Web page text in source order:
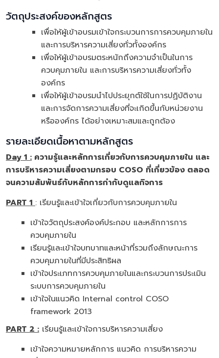
วัตถุประสงค์ของหลักสูตร
เพื่อให้ผู้เข้าอบรมเข้าใจกระบวนการการควบคุมภายใน
และการบริหารความเสี่ยงทั่วทั้งองค์กร
เพื่อให้ผู้เข้าอบรมตระหนักถึงความจำเป็นในการ
ควบคุมภายใน และการบริหารความเสี่ยงทั่วทั้ง
องค์กร
เพื่อให้ผู้เข้าอบรมนำไปประยุกต์ใช้ในการปฏิบัติงาน
และการจัดการความเสี่ยงที่จะเกิดขึ้นกับหน่วยงาน
หรือองค์กร ได้อย่างเหมาะสมและถูกต้อง
รายละเอียดเนื้อหาตามหลักสูตร
Day 1 : ความรู้และหลักการเกี่ยวกับการควบคุมภายใน และ
การบริหารความเสี่ยงตามกรอบ COSO ที่เกี่ยวข้อง ตลอด
จนความสัมพันธ์กับหลักการกำกับดูแลกิจการ
PART 1: เรียนรู้และเข้าใจเกี่ยวกับการควบคุมภายใน
เข้าใจวัตถุประสงค์องค์ประกอบ และหลักการการ
ควบคุมภายใน
เรียนรู้และเข้าใจบทบาทและหน้าที่รวมถึงลักษณะการ
ควบคุมภายในที่มีประสิทธิผล
เข้าใจประเภทการควบคุมภายในและกระบวนการประเมิน
ระบบการควบคุมภายใน
เข้าใจในแนวคิด Internal control COSO
framework 2013
PART 2 : เรียนรู้และเข้าใจการบริหารความเสี่ยง
เข้าใจความหมายหลักการ แนวคิด การบริหารความ